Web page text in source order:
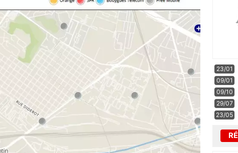
23/01
09/01
09/10
29/07
23/05